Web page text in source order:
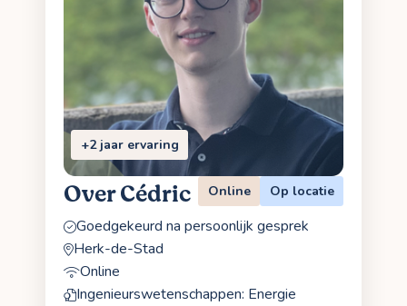
+2 jaar ervaring
Over Cédric Online Op locatie
Goedgekeurd na persoonlijk gesprek
Herk-de-Stad
Online
Ingenieurswetenschappen: Energie